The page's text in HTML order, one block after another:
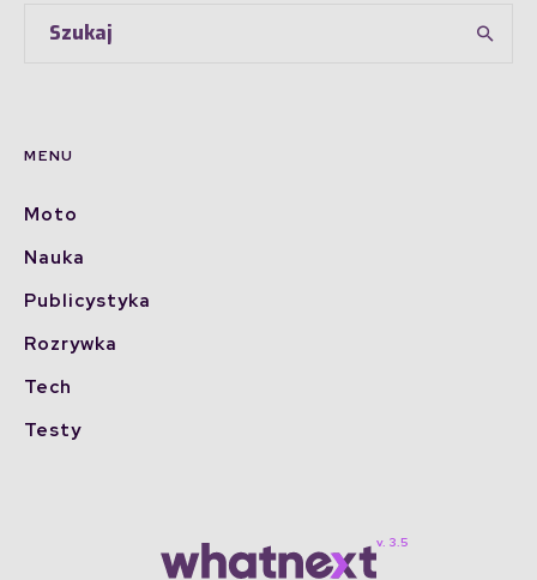
MENU
Moto
Nauka
Publicystyka
Rozrywka
Tech
Testy